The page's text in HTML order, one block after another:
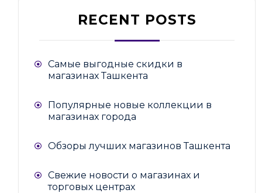
RECENT POSTS
Самые выгодные скидки в
магазинах Ташкента
Популярные новые коллекции в
магазинах города
Обзоры лучших магазинов Ташкента
Свежие новости о магазинах и
торговых центрах